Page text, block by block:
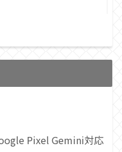
Pixel Gemini対応